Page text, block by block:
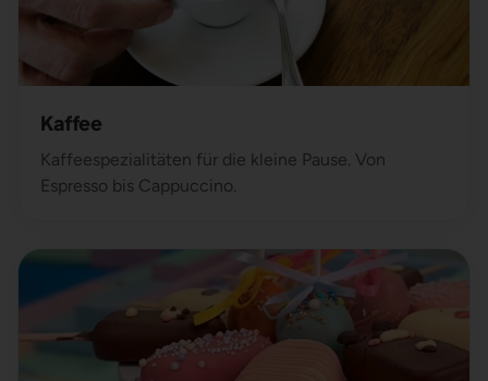
Kaffee
Kaffeespezialitäten für die kleine Pause. Von
Espresso bis Cappuccino.